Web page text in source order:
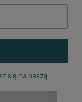
się na naszą